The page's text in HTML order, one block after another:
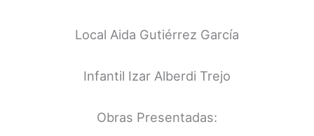
Local Aida Gutiérrez García
Infantil Izar Alberdi Trejo
Obras Presentadas: